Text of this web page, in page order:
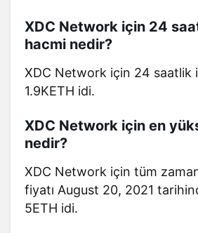
XDC Network için 24
hacmi nedir?
XDC Network için 24 saatlik
1.9KETH idi.
XDC Network için en
nedir?
XDC Network için tüm
fiyatı August 20, 2021
5ETH idi.